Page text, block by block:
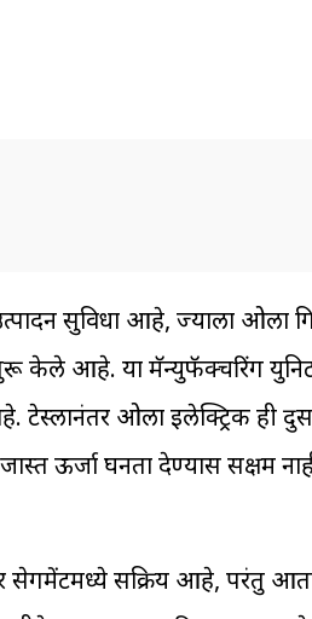
सुविधा आहे, ज्याला ओला
केले आहे. या मॅन्युफॅक्चरिंग
टेस्लानंतर ओला इलेक्ट्रिक ही
ऊर्जा घनता देण्यास सक्षम
सेगमेंटमध्ये सक्रिय आहे, परंतु